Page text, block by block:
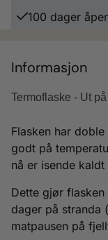
100 dager
Informasjon
Termoflaske - Ut
Flasken har
godt på
nå er isende
Dette gjør
dager på stranda
matpausen på